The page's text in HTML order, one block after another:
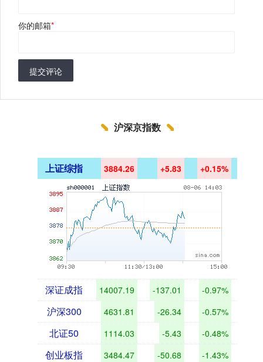
你的邮箱*
提交评论
沪深京指数
上证综指 3884.26 +5.83 +0.15%
深证成指 14007.19 -137.01 -0.97%
沪深300 4631.81 -26.34 -0.57%
北证50 1114.03 -5.43 -0.48%
创业板指 3484.47 -50.68 -1.43%